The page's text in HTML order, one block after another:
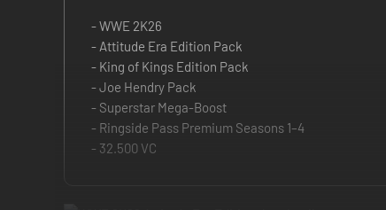
- WWE 2K26
- Attitude Era Edition Pack
- King of Kings Edition Pack
- Joe Hendry Pack
- Superstar Mega-Boost
- Ringside Pass Premium Seasons 1–4
- 32.500 VC